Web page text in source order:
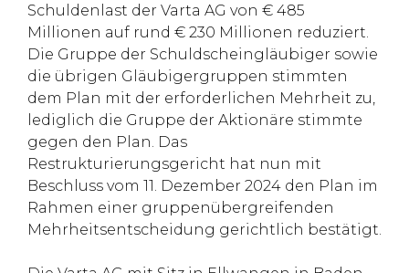
Schuldenlast der Varta AG von € 485
Millionen auf rund € 230 Millionen reduziert.
Die Gruppe der Schuldscheingläubiger sowie
die übrigen Gläubigergruppen stimmten
dem Plan mit der erforderlichen Mehrheit zu,
lediglich die Gruppe der Aktionäre stimmte
gegen den Plan. Das
Restrukturierungsgericht hat nun mit
Beschluss vom 11. Dezember 2024 den Plan im
Rahmen einer gruppenübergreifenden
Mehrheitsentscheidung gerichtlich bestätigt.